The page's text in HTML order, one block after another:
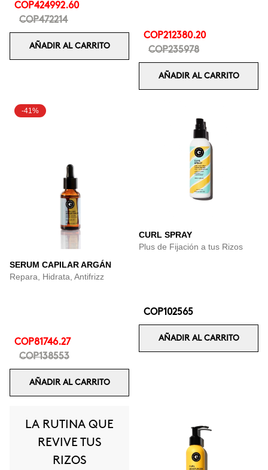
COP424992.60
COP472214
AÑADIR AL CARRITO
COP212380.20
COP235978
AÑADIR AL CARRITO
-41%
SERUM CAPILAR ARGÁN
Repara, Hidrata, Antifrizz
COP81746.27
COP138553
AÑADIR AL CARRITO
CURL SPRAY
Plus de Fijación a tus Rizos
COP102565
AÑADIR AL CARRITO
LA RUTINA QUE
REVIVE TUS
RIZOS